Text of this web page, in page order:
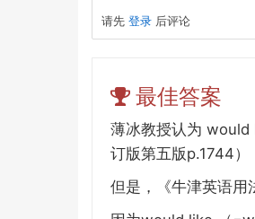
请先 登录 后评论
最佳答案
薄冰教授认为 would
订版第五版p.1744）
但是，《牛津英语用